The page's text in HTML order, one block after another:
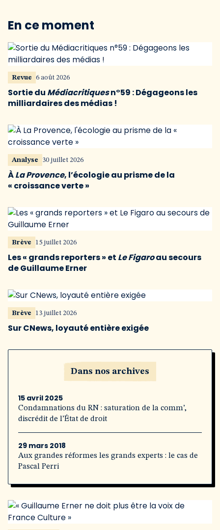
En ce moment
Revue 6 août 2026
Sortie du Médiacritiquesn°59 : Dégageons les
milliardaires des médias !
Analyse 30 juillet 2026
ÀLa Provence, l’écologie au prisme de la
« croissance verte »
Brève 15 juillet 2026
Les « grands reporters » et Le Figaroau secours
de Guillaume Erner
Brève 13 juillet 2026
Sur CNews, loyauté entière exigée
Dans nos archives
15 avril 2025
Condamnations du RN : saturation de la comm’,
discrédit de l’État de droit
29 mars 2018
Aux grandes réformes les grands experts : le cas de
Pascal Perri